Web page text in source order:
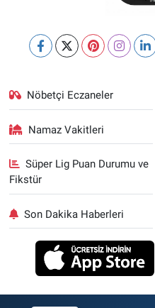
Nöbetçi Eczaneler
Namaz Vakitleri
Süper Lig Puan Durumu ve
Fikstür
Son Dakika Haberleri